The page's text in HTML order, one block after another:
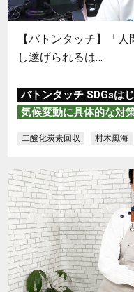
【バトンタッチ】「
し遂げられるは…
バトンタッチ SDGsは
気候変動に具体的な対
二酸化炭素回収 村木風海